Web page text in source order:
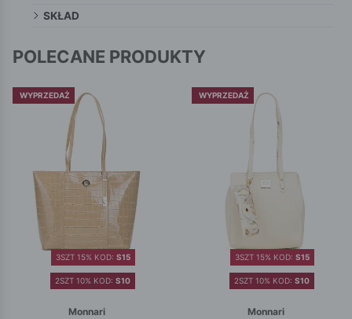
SKŁAD
POLECANE PRODUKTY
WYPRZEDAŻ
2SZT 10% KOD: S10
3SZT 15% KOD: S15
Monnari
WYPRZEDAŻ
2SZT 10% KOD: S10
3SZT 15% KOD: S15
Monnari